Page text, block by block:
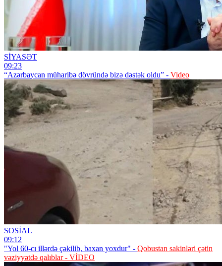
SİYASƏT
09:23
“Azərbaycan müharibə dövründə bizə dəstək oldu” - Video
SOSİAL
09:12
"Yol 60-cı illərdə çəkilib, baxan yoxdur" - Qobustan sakinləri çətin
vəziyyətdə qalıblar - VİDEO